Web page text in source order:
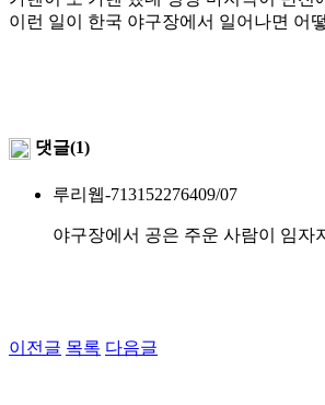
이런 일이 한국 야구장에서 일어나면 어
댓글(1)
루리웹-713152276409/07
야구장에서 공은 주운 사람이 임자
이전글 목록 다음글